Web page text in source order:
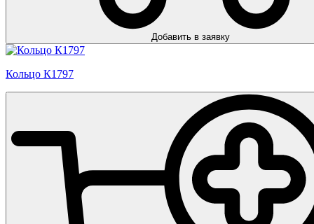
Добавить в заявку
Кольцо К1797